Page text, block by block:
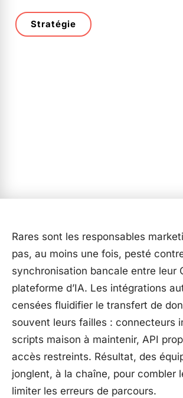
Stratégie
Rares sont les responsables
pas, au moins une fois, pesté
synchronisation bancale entre leur
plateforme d’IA. Les intégrations
censées fluidifier le transfert de
souvent leurs failles : connecteurs
scripts maison à maintenir, API
accès restreints. Résultat, des
jonglent, à la chaîne, pour combler
limiter les erreurs de parcours.